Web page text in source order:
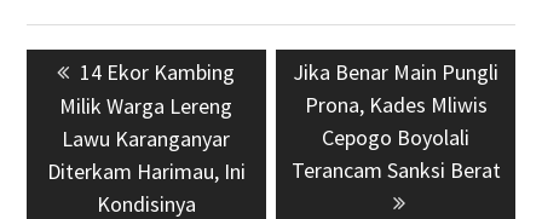
Navigasi
pos
Previous
post:
14 Ekor Kambing
Milik Warga Lereng
Lawu Karanganyar
Diterkam Harimau, Ini
Kondisinya
Next
post:
Jika Benar Main Pungli
Prona, Kades Mliwis
Cepogo Boyolali
Terancam Sanksi Berat